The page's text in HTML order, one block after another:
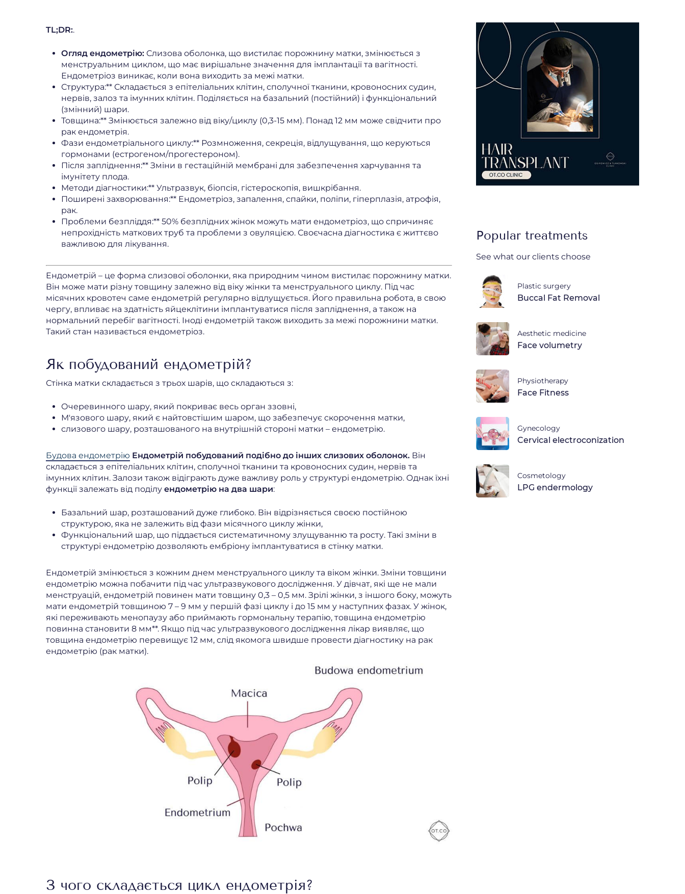
TL;DR:.
Огляд ендометрію: Слизова оболонка, що вистилає порожнину матки, змінюється з
менструальним циклом, що має вирішальне значення для імплантації та вагітності.
Ендометріоз виникає, коли вона виходить за межі матки.
Структура:** Складається з епітеліальних клітин, сполучної тканини, кровоносних судин,
нервів, залоз та імунних клітин. Поділяється на базальний (постійний) і функціональний
(змінний) шари.
Товщина:** Змінюється залежно від віку/циклу (0,3-15 мм). Понад 12 мм може свідчити про
рак ендометрія.
Фази ендометріального циклу:** Розмноження, секреція, відлущування, що керуються
гормонами (естрогеном/прогестероном).
Після запліднення:** Зміни в гестаційній мембрані для забезпечення харчування та
імунітету плода.
Методи діагностики:** Ультразвук, біопсія, гістероскопія, вишкрібання.
Поширені захворювання:** Ендометріоз, запалення, спайки, поліпи, гіперплазія, атрофія,
рак.
Проблеми безпліддя:** 50% безплідних жінок можуть мати ендометріоз, що спричиняє
непрохідність маткових труб та проблеми з овуляцією. Своєчасна діагностика є життєво
важливою для лікування.
Ендометрій – це форма слизової оболонки, яка природним чином вистилає порожнину матки.
Він може мати різну товщину залежно від віку жінки та менструального циклу. Під час
місячних кровотеч саме ендометрій регулярно відлущується. Його правильна робота, в свою
чергу, впливає на здатність яйцеклітини імплантуватися після запліднення, а також на
нормальний перебіг вагітності. Іноді ендометрій також виходить за межі порожнини матки.
Такий стан називається ендометріоз.
Як побудований ендометрій?
Стінка матки складається з трьох шарів, що складаються з:
Очеревинного шару, який покриває весь орган ззовні,
М'язового шару, який є найтовстішим шаром, що забезпечує скорочення матки,
слизового шару, розташованого на внутрішній стороні матки – ендометрію.
Будова ендометрію Ендометрій побудований подібно до інших слизових оболонок. Він
складається з епітеліальних клітин, сполучної тканини та кровоносних судин, нервів та
імунних клітин. Залози також відіграють дуже важливу роль у структурі ендометрію. Однак їхні
функції залежать від поділу ендометрію на два шари:
Базальний шар, розташований дуже глибоко. Він відрізняється своєю постійною
структурою, яка не залежить від фази місячного циклу жінки,
Функціональний шар, що піддається систематичному злущуванню та росту. Такі зміни в
структурі ендометрію дозволяють ембріону імплантуватися в стінку матки.
Ендометрій змінюється з кожним днем менструального циклу та віком жінки. Зміни товщини
ендометрію можна побачити під час ультразвукового дослідження. У дівчат, які ще не мали
менструацій, ендометрій повинен мати товщину 0,3 – 0,5 мм. Зрілі жінки, з іншого боку, можуть
мати ендометрій товщиною 7 – 9 мм у першій фазі циклу і до 15 мм у наступних фазах. У жінок,
які переживають менопаузу або приймають гормональну терапію, товщина ендометрію
повинна становити 8 мм**. Якщо під час ультразвукового дослідження лікар виявляє, що
товщина ендометрію перевищує 12 мм, слід якомога швидше провести діагностику на рак
ендометрію (рак матки).
З чого складається цикл ендометрія?
Popular treatments
See what our clients choose
Plastic surgery
Buccal Fat Removal
Aesthetic medicine
Face volumetry
Physiotherapy
Face Fitness
Gynecology
Cervical electroconization
Cosmetology
LPG endermology